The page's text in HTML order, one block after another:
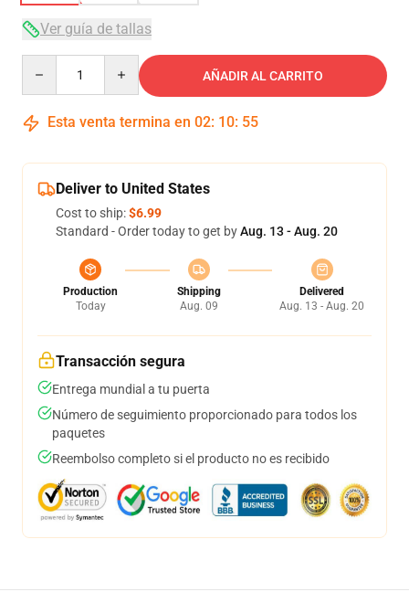
Ver guía de tallas
AÑADIR AL CARRITO
Esta venta termina en 02: 10: 54
Deliver to United States
Cost to ship:$6.99
Standard - Order today to get byAug. 13 - Aug. 20
Production
Today
Shipping
Aug. 09
Delivered
Aug. 13 - Aug. 20
Transacción segura
Entrega mundial a tu puerta
Número de seguimiento proporcionado para todos los
paquetes
Reembolso completo si el producto no es recibido